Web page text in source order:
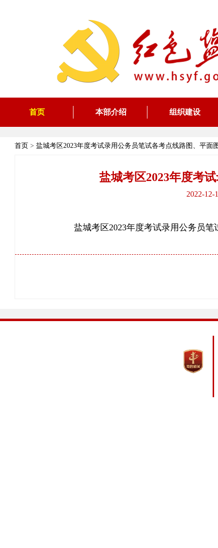
首页 本部介绍 组织建设
首页 > 盐城考区2023年度考试录用公务员笔试各考点线路图、平面
盐城考区2023年度考
2022-
盐城考区2023年度考试录用公务员